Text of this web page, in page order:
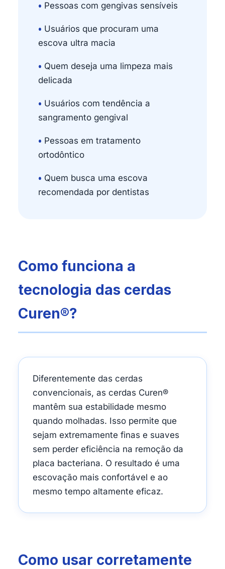
• Pessoas com gengivas sensíveis
• Usuários que procuram uma
escova ultra macia
• Quem deseja uma limpeza mais
delicada
• Usuários com tendência a
sangramento gengival
• Pessoas em tratamento
ortodôntico
• Quem busca uma escova
recomendada por dentistas
Como funciona a
tecnologia das cerdas
Curen®?
Diferentemente das cerdas
convencionais, as cerdas Curen®
mantêm sua estabilidade mesmo
quando molhadas. Isso permite que
sejam extremamente finas e suaves
sem perder eficiência na remoção da
placa bacteriana. O resultado é uma
escovação mais confortável e ao
mesmo tempo altamente eficaz.
Como usar corretamente